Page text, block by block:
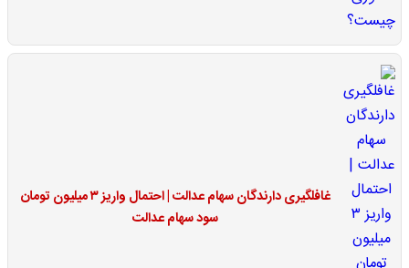
غافلگیری دارندگان سهام عدالت | احتمال واریز ۳ میلیون تومان
سود سهام عدالت